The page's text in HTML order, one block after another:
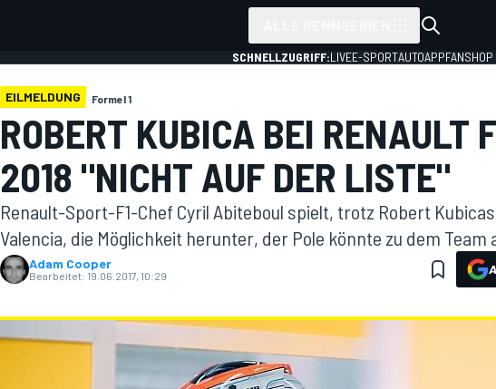
SCHNELLZUGRIFF:LIVEE-SPORTAUTOAPPFANSHOP
EILMELDUNG Formel 1
ROBERT KUBICA BEI RENAULT
2018 "NICHT AUF DER LISTE"
Renault-Sport-F1-Chef Cyril Abiteboul spielt, trotz Robert
Valencia, die Möglichkeit herunter, der Pole könnte zu dem Team
Adam Cooper
Bearbeitet: 19.06.2017, 10:29